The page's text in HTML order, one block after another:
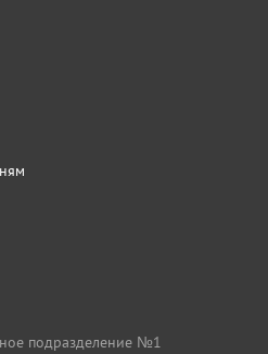
подразделение №1